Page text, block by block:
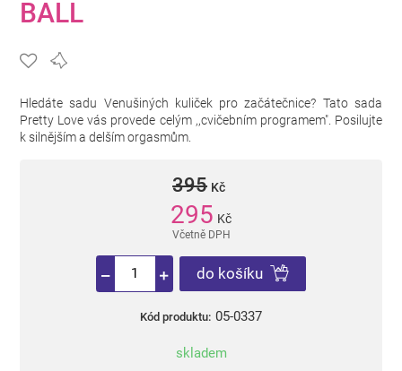
BALL
Hledáte sadu Venušiných kuliček pro začátečnice? Tato sada
Pretty Love vás provede celým ,,cvičebním programem". Posilujte
k silnějším a delším orgasmům.
395 Kč
295 Kč
Včetně DPH
do košíku
Kód produktu: 05-0337
skladem